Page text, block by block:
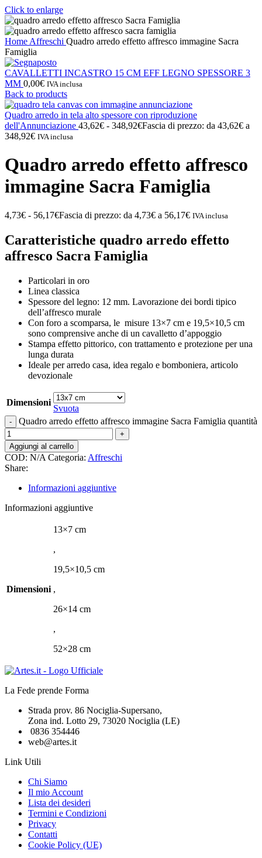
Click to enlarge
Home Affreschi Quadro arredo effetto affresco immagine Sacra
Famiglia
CAVALLETTI INCASTRO 15 CM EFF LEGNO SPESSORE 3
MM 0,00€ IVA inclusa
Back to products
Quadro arredo in tela alto spessore con riproduzione
dell'Annunciazione 43,62€ - 348,92€Fascia di prezzo: da 43,62€ a
348,92€ IVA inclusa
Quadro arredo effetto affresco
immagine Sacra Famiglia
4,73€ - 56,17€Fascia di prezzo: da 4,73€ a 56,17€ IVA inclusa
Caratteristiche quadro arredo effetto
affresco Sacra Famiglia
Particolari in oro
Linea classica
Spessore del legno: 12 mm. Lavorazione dei bordi tipico
dell’affresco murale
Con foro a scomparsa, le misure 13×7 cm e 19,5×10,5 cm
sono comprensive anche di un cavalletto d’appoggio
Stampa effetto pittorico, con trattamento e protezione per una
lunga durata
Ideale per arredo casa, idea regalo e bomboniera, articolo
devozionale
Dimensioni
Svuota
Quadro arredo effetto affresco immagine Sacra Famiglia quantità
Aggiungi al carrello
COD: N/A Categoria: Affreschi
Share:
Informazioni aggiuntive
Informazioni aggiuntive
Dimensioni
13×7 cm
,
19,5×10,5 cm
,
26×14 cm
,
52×28 cm
La Fede prende Forma
Strada prov. 86 Nociglia-Supersano,
Zona ind. Lotto 29, 73020 Nociglia (LE)
0836 354446
web@artes.it
Link Utili
Chi Siamo
Il mio Account
Lista dei desideri
Termini e Condizioni
Privacy
Contatti
Cookie Policy (UE)